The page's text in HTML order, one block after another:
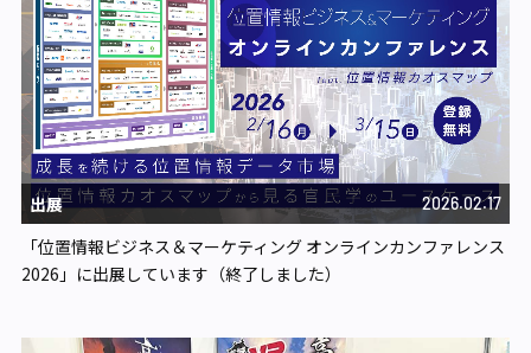
出展 2026.02.17
「位置情報ビジネス＆マーケティング オンラインカンファレンス
2026」に出展しています（終了しました）